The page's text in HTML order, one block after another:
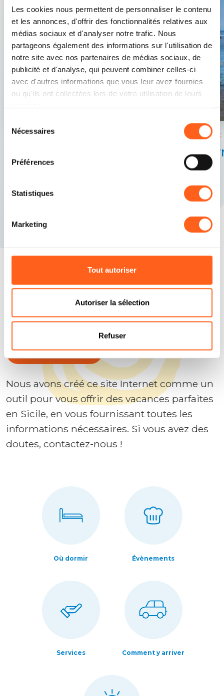
Les cookies nous permettent de personnaliser le contenu
et les annonces, d'offrir des fonctionnalités relatives aux
médias sociaux et d'analyser notre trafic. Nous
partageons également des informations sur l'utilisation de
notre site avec nos partenaires de médias sociaux, de
publicité et d'analyse, qui peuvent combiner celles-ci
avec d'autres informations que vous leur avez fournies
ou qu'ils ont collectées lors de votre utilisation de leurs
Nécessaires
Préférences
Statistiques
Marketing
Tout autoriser
Autoriser la sélection
Refuser
Au cœur de la cité des deux mers
Trapani
Répondons à vos questions
Planifiez vos vacances
Contactez-nous
Nous avons créé ce site Internet comme un
outil pour vous offrir des vacances parfaites
en Sicile, en vous fournissant toutes les
informations nécessaires. Si vous avez des
doutes, contactez-nous !
Où dormir Évènements
Services Comment y arriver